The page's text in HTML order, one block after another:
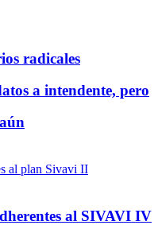
radicales
a intendente, pero
al SIVAVI IV